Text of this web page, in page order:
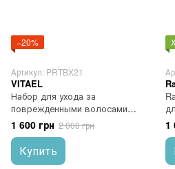
−20%
Артикул: PRTBX21
VITAEL
Набор для ухода за
поврежденными волосами
VITAEL DAMAGED HAIR
RESTORING
1 600 грн 2 000 грн
Купить
1